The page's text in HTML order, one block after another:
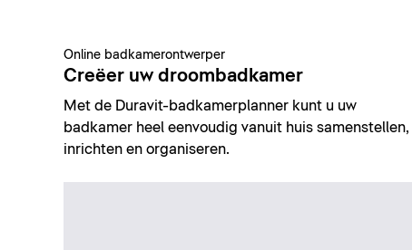
Online badkamerontwerper
Creëer uw droombadkamer
Met de Duravit-badkamerplanner kunt u uw
badkamer heel eenvoudig vanuit huis samenstellen,
inrichten en organiseren.